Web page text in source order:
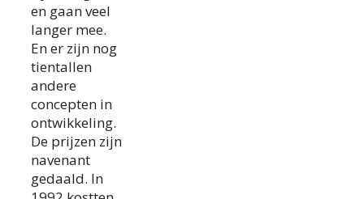
en gaan veel
langer mee.
En er zijn nog
tientallen
andere
concepten in
ontwikkeling.
De prijzen zijn
navenant
gedaald. In